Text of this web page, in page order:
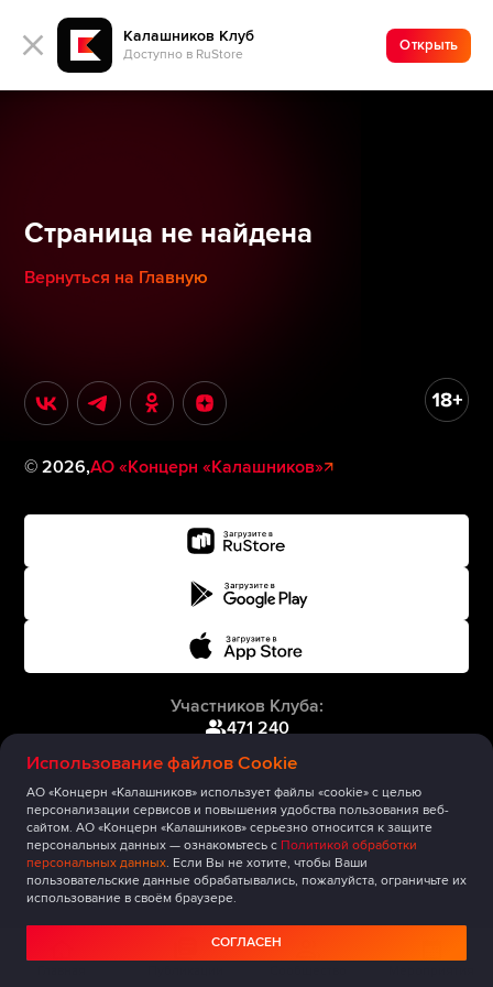
Калашников Клуб
Доступно в RuStore
Открыть
Использование файлов Cookie
АО «Концерн «Калашников» использует файлы «cookie» с целью
персонализации сервисов и повышения удобства пользования веб-
сайтом. АО «Концерн «Калашников» серьезно относится к защите
персональных данных — ознакомьтесь с Политикой обработки
персональных данных. Если Вы не хотите, чтобы Ваши
пользовательские данные обрабатывались, пожалуйста, ограничьте их
использование в своём браузере.
СОГЛАСЕН
Страница не найдена
Вернуться на Главную
©2026,АО «Концерн «Калашников»
Участников Клуба:
471 240